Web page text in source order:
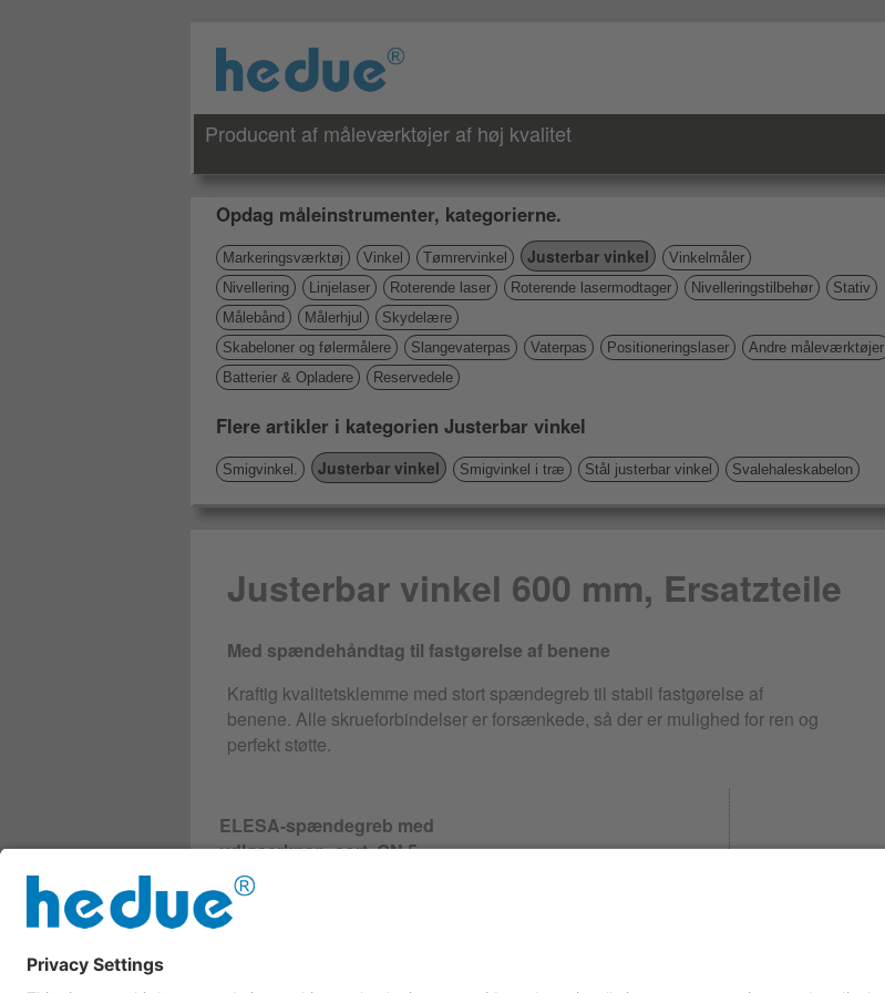
Producent af måleværktøjer af høj kvalitet
Opdag måleinstrumenter, kategorierne.
Markeringsværktøj Vinkel Tømrervinkel Justerbar vinkel
Vinkelmåler
Nivellering
Linjelaser Roterende laser Roterende lasermodtager Nivelleringstilbehør
Stativ
Målebånd
Målerhjul
Skydelære
Skabeloner og følermålere
Slangevaterpas Vaterpas Positioneringslaser
Andre måleværktøjer
Batterier & Opladere
Reservedele
Flere artikler i kategorien Justerbar vinkel
Smigvinkel. Justerbar vinkel Smigvinkel i træ Stål justerbar vinkel Svalehaleskabelon
Justerbar vinkel 600 mm, Ersatzteile
Med spændehåndtag til fastgørelse af benene
Kraftig kvalitetsklemme med stort spændegreb til stabil fastgørelse af
benene. Alle skrueforbindelser er forsænkede, så der er mulighed for ren og
perfekt støtte.
ELESA-spændegreb med
udløserknap, sort, GN 5
Artikelnummer
S100-5